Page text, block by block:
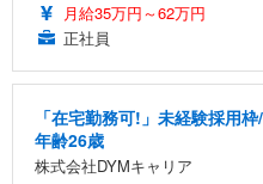
月給35万円～62万円
正社員
「在宅勤務可!」未経験採用
年齢26歳
株式会社DYMキャリア